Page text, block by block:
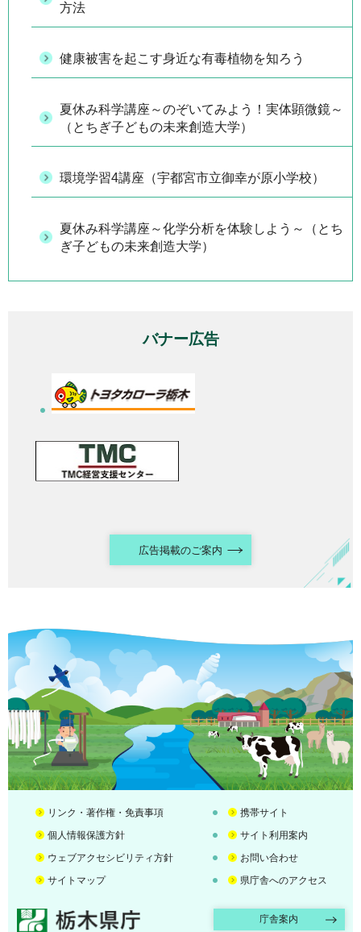
方法
健康被害を起こす身近な有毒植物を知ろう
夏休み科学講座～のぞいてみよう！実体顕微鏡～
（とちぎ子どもの未来創造大学）
環境学習4講座（宇都宮市立御幸が原小学校）
夏休み科学講座～化学分析を体験しよう～（とち
ぎ子どもの未来創造大学）
バナー広告
広告掲載のご案内
リンク・著作権・免責事項
携帯サイト
個人情報保護方針
サイト利用案内
ウェブアクセシビリティ方針
お問い合わせ
サイトマップ
県庁舎へのアクセス
栃木県庁 庁舎案内